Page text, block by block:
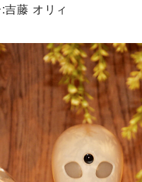
吉藤 オリィ